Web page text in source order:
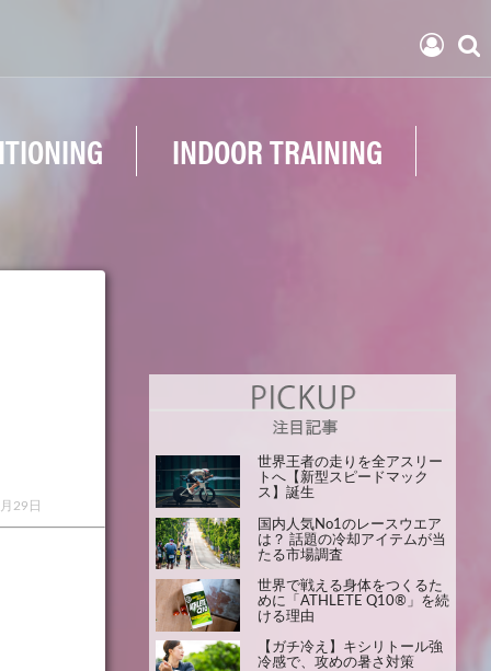
INDOOR TRAINING
29日
世界王者の走りを全アスリー
トへ【新型スピードマック
ス】誕生
国内人気No1のレースウエア
は？ 話題の冷却アイテムが当
たる市場調査
世界で戦える身体をつくるた
めに「ATHLETE Q10®」を続
ける理由
【ガチ冷え】キシリトール強
冷感で、攻めの暑さ対策